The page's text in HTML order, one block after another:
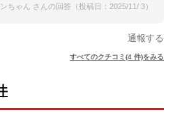
ちゃん さんの回答（投稿日：2025/11/ 3）
通報する
すべてのクチコミ(4 件)をみる